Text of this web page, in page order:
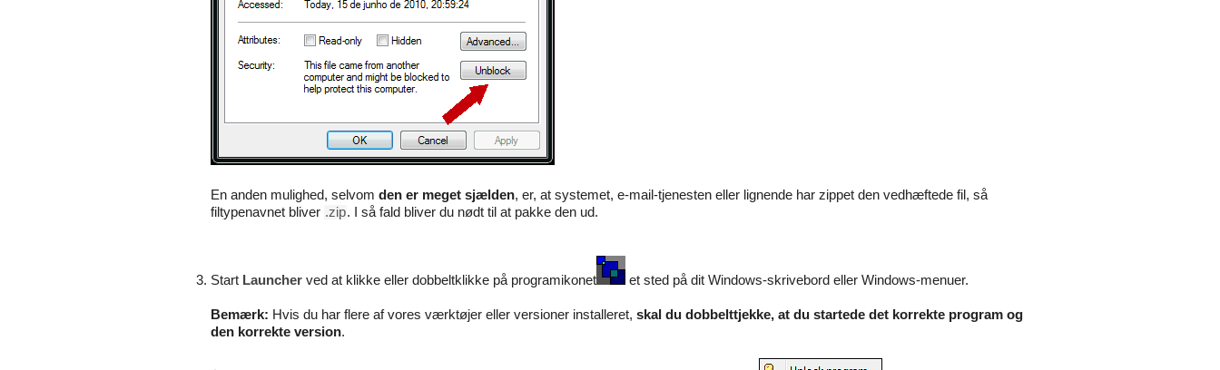
En anden mulighed, selvom den er meget sjælden, er, at systemet, e-mail-tjenesten eller lignende har zippet den vedhæftede fil, så
filtypenavnet bliver .zip. I så fald bliver du nødt til at pakke den ud.
Start Launcher ved at klikke eller dobbeltklikke på programikonet et sted på dit Windows-skrivebord eller Windows-menuer.
Bemærk: Hvis du har flere af vores værktøjer eller versioner installeret, skal du dobbelttjekke, at du startede det korrekte program og
den korrekte version.